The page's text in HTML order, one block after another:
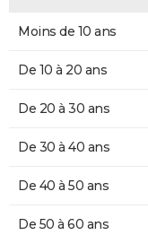
Moins de 10 ans
De 10 à 20 ans
De 20 à 30 ans
De 30 à 40 ans
De 40 à 50 ans
De 50 à 60 ans